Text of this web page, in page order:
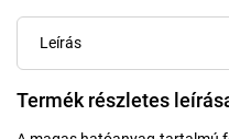
Leírás
Termék részletes